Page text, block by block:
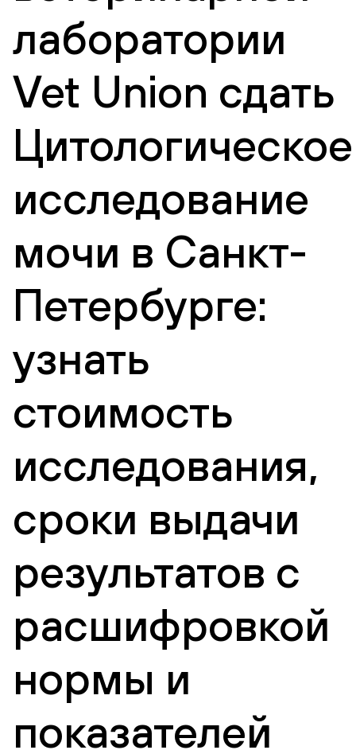
лаборатории
Vet Union сдать
Цитологическое
исследование
мочи в Санкт-
Петербурге:
узнать
стоимость
исследования,
сроки выдачи
результатов с
расшифровкой
нормы и
показателей